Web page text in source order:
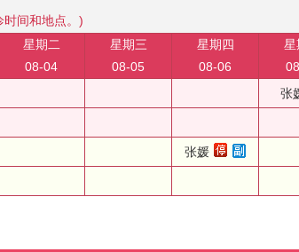
时间和地点。)
星期二
08-04
星期三
08-05
星期四
08-06
星
张
张媛